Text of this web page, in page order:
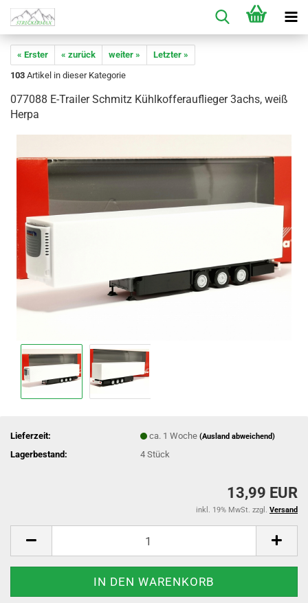
« Erster « zurück weiter »
Letzter »
103 Artikel in dieser Kategorie
077088 E-Trailer Schmitz Kühlkofferauflieger 3achs, weiß
Herpa
Lieferzeit: ca. 1 Woche(Ausland abweichend)
Lagerbestand: 4Stück
13,99 EUR
inkl. 19% MwSt. zzgl. Versand